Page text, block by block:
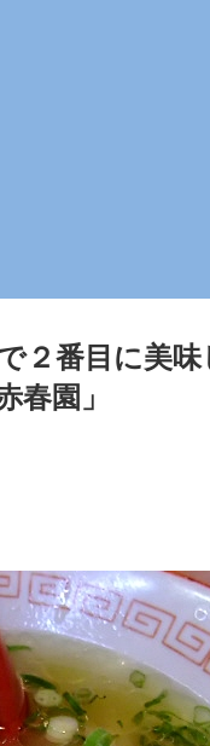
２番目に美味
園」